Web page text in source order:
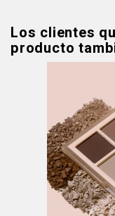
Los clientes
producto